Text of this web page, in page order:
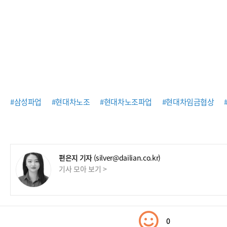
#삼성파업 #현대차노조 #현대차노조파업 #현대차임금협상
편은지 기자 (silver@dailian.co.kr)
기사 모아 보기 >
0